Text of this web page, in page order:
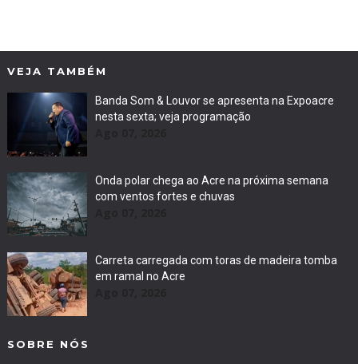
VEJA TAMBÉM
Banda Som & Louvor se apresenta na Expoacre
nesta sexta; veja programação
Onda polar chega ao Acre na próxima semana
com ventos fortes e chuvas
Carreta carregada com toras de madeira tomba
em ramal no Acre
SOBRE NÓS